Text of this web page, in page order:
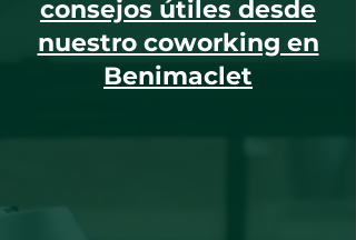
consejos útiles desde
nuestro coworking en
Benimaclet